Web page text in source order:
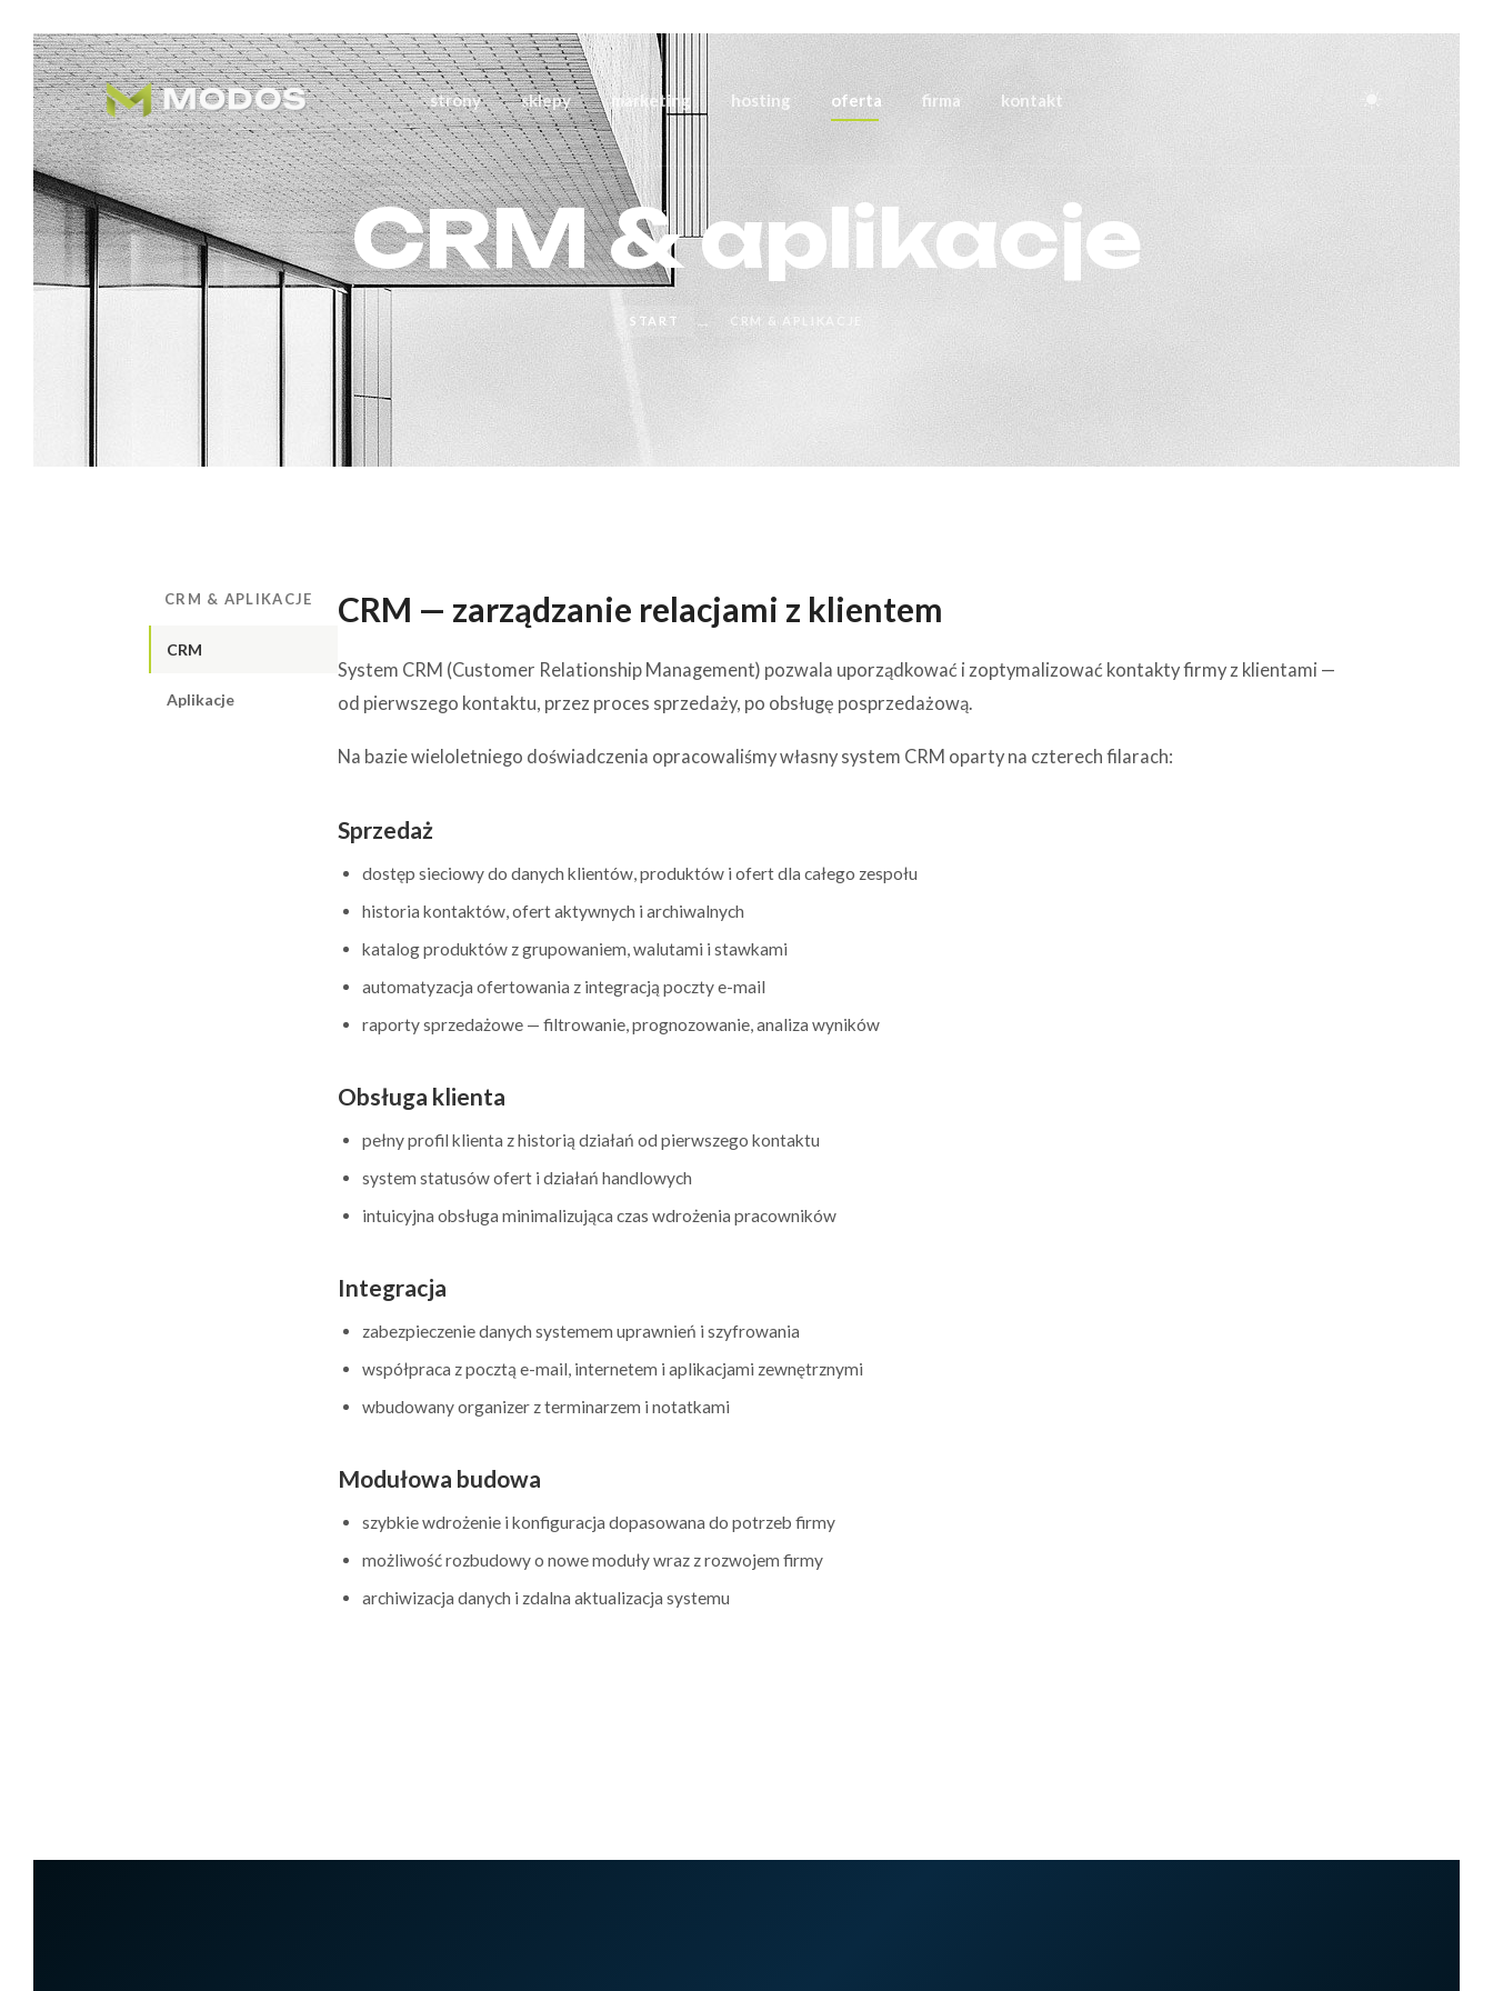
strony sklepy marketing hosting oferta firma kontakt
CRM & aplikacje
START → CRM & APLIKACJE
CRM & APLIKACJE
CRM
Aplikacje
CRM — zarządzanie relacjami z klientem
System CRM (Customer Relationship Management) pozwala uporządkować i zoptymalizować kontakty firmy z klientami —
od pierwszego kontaktu, przez proces sprzedaży, po obsługę posprzedażową.
Na bazie wieloletniego doświadczenia opracowaliśmy własny system CRM oparty na czterech filarach:
Sprzedaż
dostęp sieciowy do danych klientów, produktów i ofert dla całego zespołu
historia kontaktów, ofert aktywnych i archiwalnych
katalog produktów z grupowaniem, walutami i stawkami
automatyzacja ofertowania z integracją poczty e-mail
raporty sprzedażowe — filtrowanie, prognozowanie, analiza wyników
Obsługa klienta
pełny profil klienta z historią działań od pierwszego kontaktu
system statusów ofert i działań handlowych
intuicyjna obsługa minimalizująca czas wdrożenia pracowników
Integracja
zabezpieczenie danych systemem uprawnień i szyfrowania
współpraca z pocztą e-mail, internetem i aplikacjami zewnętrznymi
wbudowany organizer z terminarzem i notatkami
Modułowa budowa
szybkie wdrożenie i konfiguracja dopasowana do potrzeb firmy
możliwość rozbudowy o nowe moduły wraz z rozwojem firmy
archiwizacja danych i zdalna aktualizacja systemu